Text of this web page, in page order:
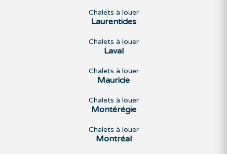
Chalets à louer
Laurentides
Chalets à louer
Laval
Chalets à louer
Mauricie
Chalets à louer
Montérégie
Chalets à louer
Montréal